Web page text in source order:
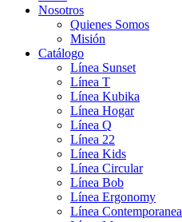
Nosotros
Quienes Somos
Misión
Catálogo
Línea Sunset
Línea T
Línea Kubika
Línea Hogar
Línea Q
Línea 22
Línea Kids
Línea Circular
Línea Bob
Línea Ergonomy
Línea Contemporanea